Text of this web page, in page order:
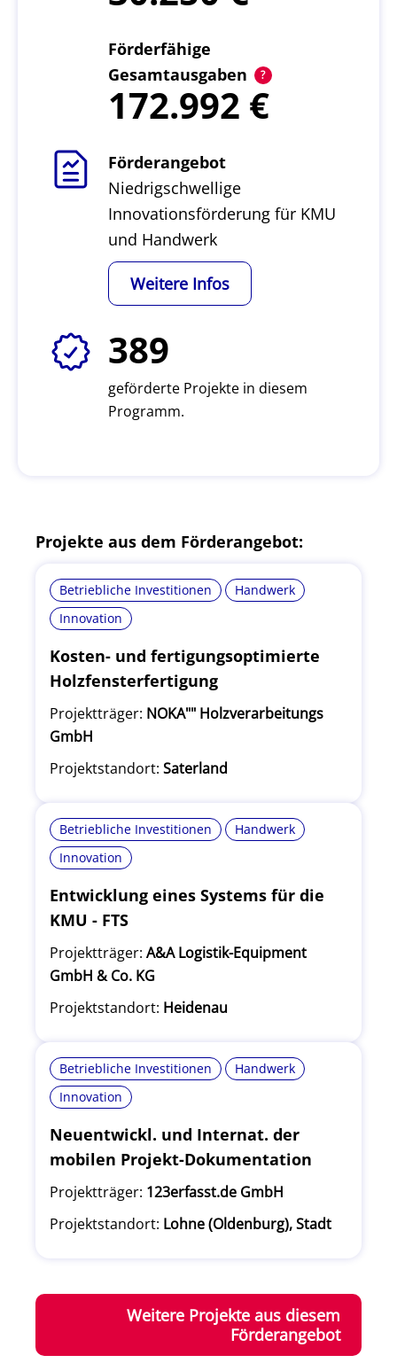
Förderfähige
Gesamtausgaben
172.992
Förderangebot
Niedrigschwellige
Innovationsförderung für KMU
und Handwerk
Weitere Infos
389
geförderte Projekte in diesem
Programm.
Projekte aus dem Förderangebot:
Betriebliche Investitionen
Handwerk
Innovation
Kosten- und fertigungsoptimierte
Holzfensterfertigung
Projektträger: NOKA"" Holzverarbeitungs
GmbH
Projektstandort: Saterland
Betriebliche Investitionen
Handwerk
Innovation
Entwicklung eines Systems für die
KMU - FTS
Projektträger: A&A Logistik-Equipment
GmbH & Co. KG
Projektstandort: Heidenau
Betriebliche Investitionen
Handwerk
Innovation
Neuentwickl. und Internat. der
mobilen Projekt-Dokumentation
Projektträger: 123erfasst.de GmbH
Projektstandort: Lohne (Oldenburg), Stadt
Weitere Projekte aus diesem
Förderangebot